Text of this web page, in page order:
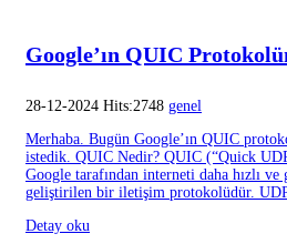
Google’ın QUIC
28-12-2024 Hits:2748 genel
Merhaba. Bugün Google’ın QUIC
istedik. QUIC Nedir? QUIC (“Quick
Google tarafından interneti daha hızlı
geliştirilen bir iletişim protokolüdür.
Detay oku